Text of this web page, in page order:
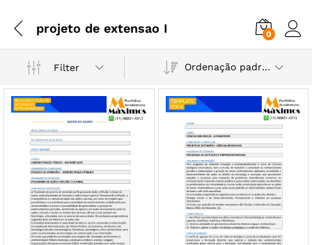
projeto de extensao I 0
Filter Ordenação padrão